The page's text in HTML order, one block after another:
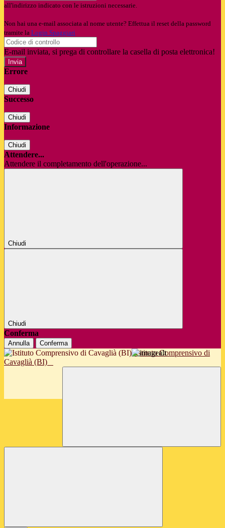
all'indirizzo indicato con le istruzioni necessarie.
Non hai una e-mail associata al nome utente? Effettua il reset della password
tramite la Login Spaggiari
E-mail inviata, si prega di controllare la casella di posta elettronica!
Errore
Chiudi
Successo
Chiudi
Informazione
Chiudi
Attendere...
Attendere il completamento dell'operazione...
Chiudi
Chiudi
Conferma
Annulla Conferma
Istituto Comprensivo di
Cavaglià (BI)